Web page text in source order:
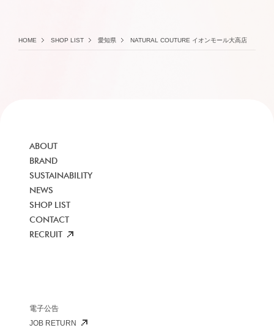
HOME SHOP LIST 愛知県 NATURAL COUTURE イオンモール大高店
ABOUT
BRAND
SUSTAINABILITY
NEWS
SHOP LIST
CONTACT
RECRUIT
電子公告
JOB RETURN